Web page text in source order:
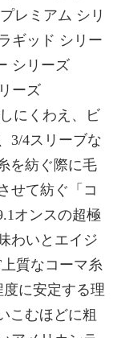
レミアム シリ
ギッド シリー
シリーズ
ーズ
にくわえ、ビ
3/4スリーブな
を紡ぐ際に毛
せて紡ぐ「コ
オンスの超極
わいとエイジ
上質なコーマ糸
に安定する理
こむほどに粗